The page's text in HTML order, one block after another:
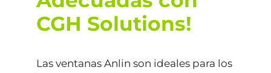
CGH Solutions!
Las ventanas Anlin son ideales para los